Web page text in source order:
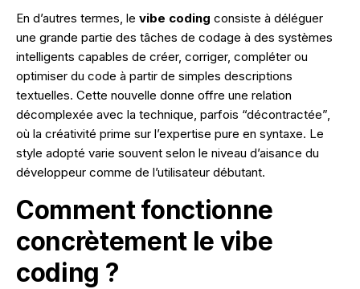
NOS RÉALISATIONS
En d’autres termes, le vibe coding consiste à déléguer
une grande partie des tâches de codage à des systèmes
intelligents capables de créer, corriger, compléter ou
optimiser du code à partir de simples descriptions
textuelles. Cette nouvelle donne offre une relation
décomplexée avec la technique, parfois “décontractée”,
où la créativité prime sur l’expertise pure en syntaxe. Le
style adopté varie souvent selon le niveau d’aisance du
développeur comme de l’utilisateur débutant.
Comment fonctionne
concrètement le vibe
coding ?